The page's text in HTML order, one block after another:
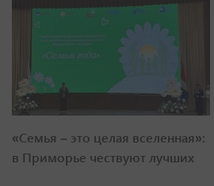
«Семья – это целая вселенная»:
в Приморье чествуют лучших